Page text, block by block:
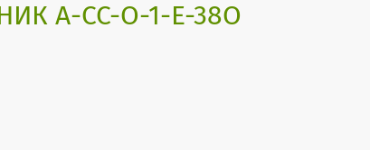
А-СС-О-1-Е-38О